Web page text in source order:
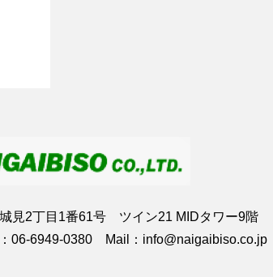
見2丁目1番61号 ツイン21 MIDタワー9階
06-6949-0380 Mail：info@naigaibiso.co.jp